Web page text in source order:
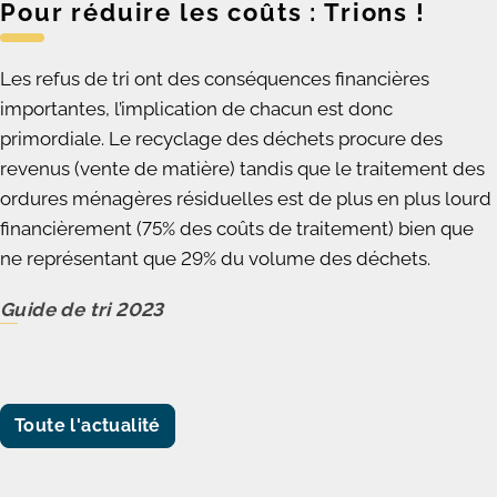
Pour réduire les coûts : Trions !
Les refus de tri ont des conséquences financières
importantes, l’implication de chacun est donc
primordiale. Le recyclage des déchets procure des
revenus (vente de matière) tandis que le traitement des
ordures ménagères résiduelles est de plus en plus lourd
financièrement (75% des coûts de traitement) bien que
ne représentant que 29% du volume des déchets.
Guide de tri 2023
Toute l'actualité